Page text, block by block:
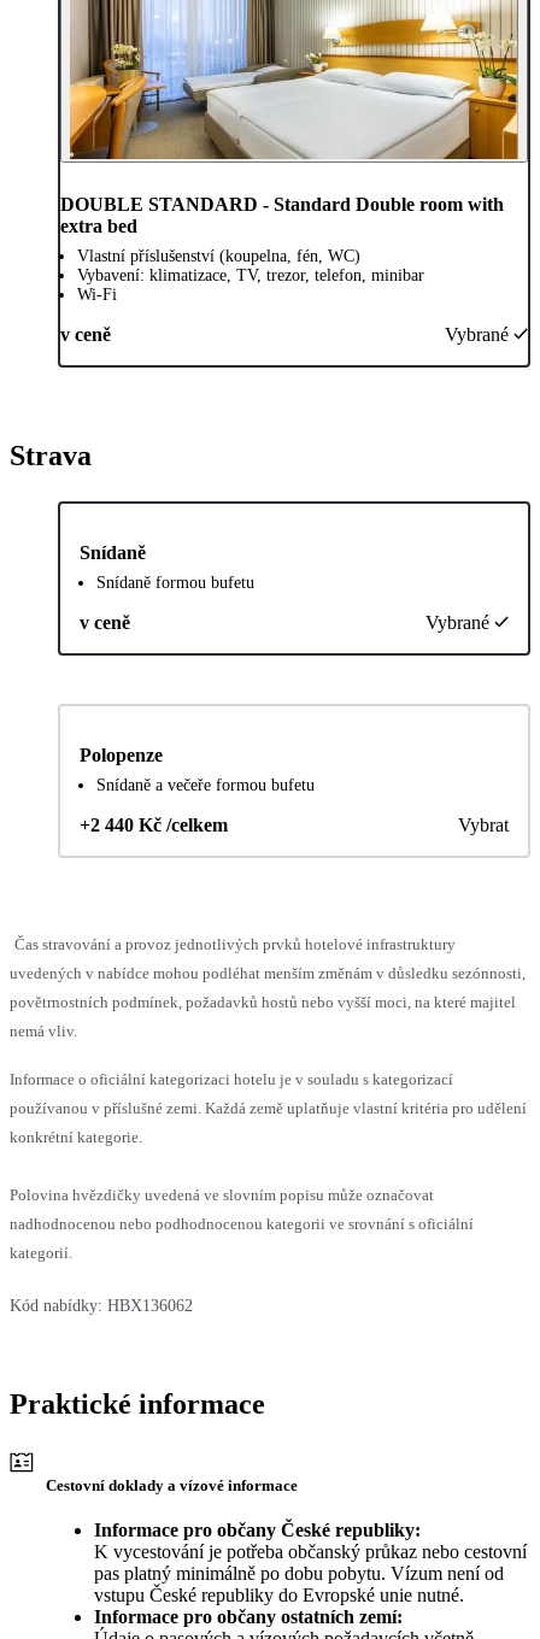
DOUBLE STANDARD - Standard Double room with
extra bed
Vlastní příslušenství (koupelna, fén, WC)
Vybavení: klimatizace, TV, trezor, telefon, minibar
Wi-Fi
v ceně Vybrané
Strava
Snídaně
Snídaně formou bufetu
v ceně Vybrané
Polopenze
Snídaně a večeře formou bufetu
+2 440 Kč /celkem Vybrat
Čas stravování a provoz jednotlivých prvků hotelové infrastruktury
uvedených v nabídce mohou podléhat menším změnám v důsledku sezónnosti,
povětrnostních podmínek, požadavků hostů nebo vyšší moci, na které majitel
nemá vliv.
Informace o oficiální kategorizaci hotelu je v souladu s kategorizací
používanou v příslušné zemi. Každá země uplatňuje vlastní kritéria pro udělení
konkrétní kategorie.
Polovina hvězdičky uvedená ve slovním popisu může označovat
nadhodnocenou nebo podhodnocenou kategorii ve srovnání s oficiální
kategorií.
Kód nabídky: HBX136062
Praktické informace
Cestovní doklady a vízové informace
Informace pro občany České republiky:
K vycestování je potřeba občanský průkaz nebo cestovní
pas platný minimálně po dobu pobytu. Vízum není od
vstupu České republiky do Evropské unie nutné.
Informace pro občany ostatních zemí: